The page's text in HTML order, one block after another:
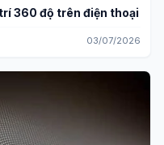
360 độ trên điện thoại
03/07/2026